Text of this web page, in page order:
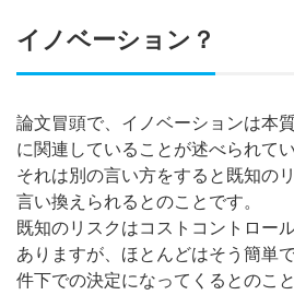
イノベーション？
論文冒頭で、イノベーションは本
に関連していることが述べられてい
それは別の言い方をすると既知の
言い換えられるとのことです。
既知のリスクはコストコントロー
ありますが、ほとんどはそう簡単
件下での決定になってくるとのこと